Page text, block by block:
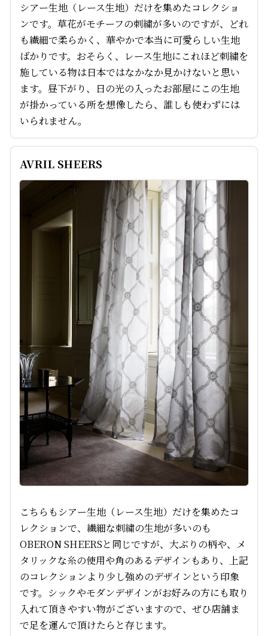
シアー生地（レース生地）だけを集めたコレクショ
ンです。草花がモチーフの刺繍が多いのですが、どれ
も繊細で柔らかく、華やかで本当に可愛らしい生地
ばかりです。おそらく、レース生地にこれほど刺繍を
施している物は日本ではなかなか見かけないと思い
ます。昼下がり、日の光の入ったお部屋にこの生地
が掛かっている所を想像したら、誰しも使わずには
いられません。
AVRIL SHEERS
こちらもシアー生地（レース生地）だけを集めたコ
レクションで、繊細な刺繍の生地が多いのも
OBERON SHEERSと同じですが、大ぶりの柄や、メ
タリックな糸の使用や角のあるデザインもあり、上記
のコレクションより少し強めのデザインという印象
です。シックやモダンデザインがお好みの方にも取り
入れて頂きやすい物がございますので、ぜひ店舗ま
で足を運んで頂けたらと存じます。